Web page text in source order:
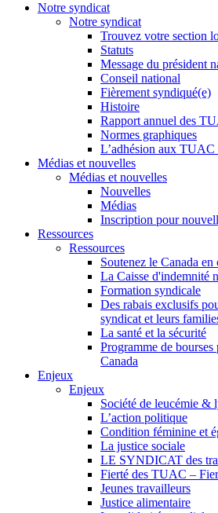
Notre syndicat
Notre syndicat
Trouvez votre section
Statuts
Message du président
Conseil national
Fièrement syndiqué(e)
Histoire
Rapport annuel des
Normes graphiques
L’adhésion aux TUAC
Médias et nouvelles
Médias et nouvelles
Nouvelles
Médias
Inscription pour
Ressources
Ressources
Soutenez le Canada
La Caisse d'indemnité
Formation syndicale
Des rabais exclusifs
syndicat et leurs
La santé et la sécurité
Programme de
Canada
Enjeux
Enjeux
Société de leucémie &
L’action politique
Condition féminine et
La justice sociale
LE SYNDICAT des
Fierté des TUAC –
Jeunes travailleurs
Justice alimentaire